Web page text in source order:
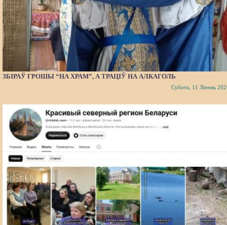
ЗБІРАЎ ГРОШЫ “НА ХРАМ”, А ТРАЦІЎ НА АЛКАГОЛЬ
Субота, 11 Ліпень